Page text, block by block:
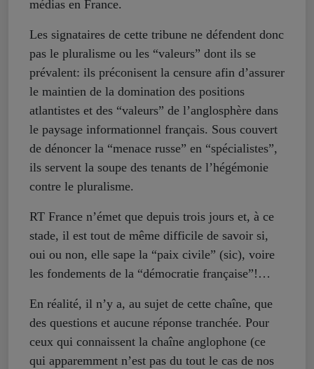
médias en France.
Les signataires de cette tribune ne défendent donc
pas le pluralisme ou les “valeurs” dont ils se
prévalent: ils préconisent la censure afin d’assurer
le maintien de la domination des positions
atlantistes et des “valeurs” de l’anglosphère dans
le paysage informationnel français. Sous couvert
de dénoncer la “menace russe” en “spécialistes”,
ils servent la soupe des tenants de l’hégémonie
contre le pluralisme.
RT France n’émet que depuis trois jours et, à ce
stade, il est tout de même difficile de savoir si,
oui ou non, elle sape la “paix civile” (sic), voire
les fondements de la “démocratie française”!…
En réalité, il n’y a, au sujet de cette chaîne, que
des questions et aucune réponse tranchée. Pour
ceux qui connaissent la chaîne anglophone (ce
qui apparemment n’est pas du tout le cas de nos